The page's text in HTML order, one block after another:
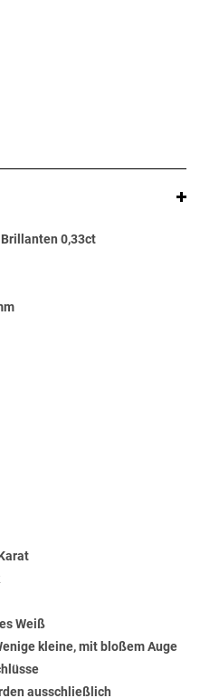
0,33ct
Weiß
kleine, mit bloßem Auge
ausschließlich